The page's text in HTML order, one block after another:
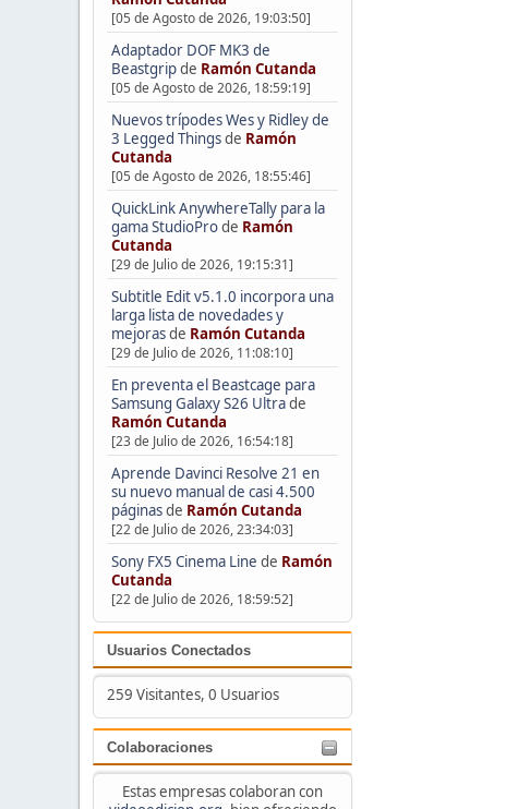
[05 de Agosto de 2026, 19:03:50]
Adaptador DOF MK3 de
Beastgripde Ramón Cutanda
[05 de Agosto de 2026, 18:59:19]
Nuevos trípodes Wes y Ridley de
3 Legged Thingsde Ramón
Cutanda
[05 de Agosto de 2026, 18:55:46]
QuickLink AnywhereTally para la
gama StudioProde Ramón
Cutanda
[29 de Julio de 2026, 19:15:31]
Subtitle Edit v5.1.0 incorpora una
larga lista de novedades y
mejorasde Ramón Cutanda
[29 de Julio de 2026, 11:08:10]
En preventa el Beastcage para
Samsung Galaxy S26 Ultrade
Ramón Cutanda
[23 de Julio de 2026, 16:54:18]
Aprende Davinci Resolve 21 en
su nuevo manual de casi 4.500
páginasde Ramón Cutanda
[22 de Julio de 2026, 23:34:03]
Sony FX5 Cinema Line de Ramón
Cutanda
[22 de Julio de 2026, 18:59:52]
Usuarios Conectados
259 Visitantes, 0 Usuarios
Colaboraciones
Estas empresas colaboran con